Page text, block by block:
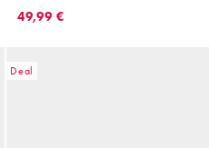
Detail und einem Ärmel
49,99 €
Deal